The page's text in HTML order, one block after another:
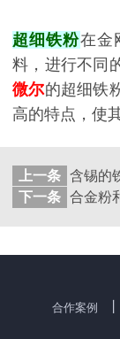
超细铁粉在金
料，进行不同
微尔的超细铁
高的特点，使
上一条
下一条
合作案例